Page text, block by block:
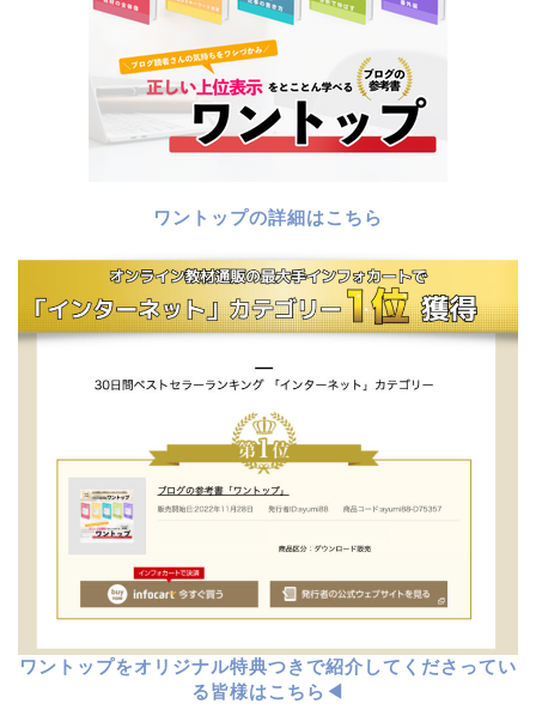
ワントップの詳細はこちら
ワントップをオリジナル特典つきで紹介してくださってい
る皆様はこちら◀︎